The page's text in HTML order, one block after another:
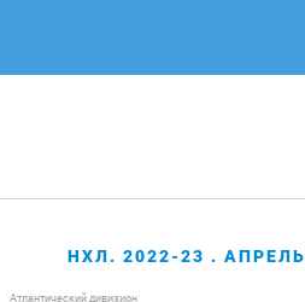
НХЛ. 2022-23 . АПРЕЛЬ
Атлантический дивизион